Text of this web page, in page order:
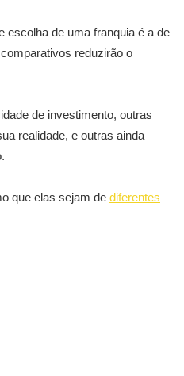
escolha de uma franquia é a de
reduzirão o
de investimento, outras
realidade, e outras ainda
que elas sejam de diferentes